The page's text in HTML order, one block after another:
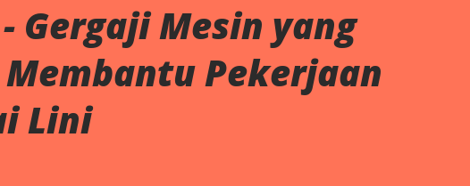
Gergaji Mesin yang
Membantu Pekerjaan
Lini